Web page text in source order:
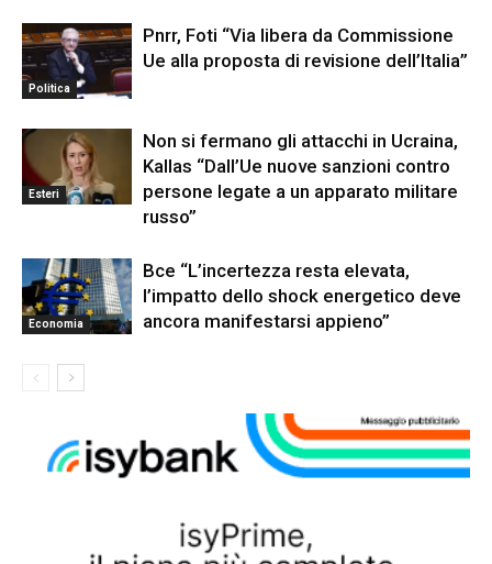
Politica
Pnrr, Foti “Via libera da Commissione
Ue alla proposta di revisione dell’Italia”
Esteri
Non si fermano gli attacchi in Ucraina,
Kallas “Dall’Ue nuove sanzioni contro
persone legate a un apparato militare
russo”
Economia
Bce “L’incertezza resta elevata,
l’impatto dello shock energetico deve
ancora manifestarsi appieno”